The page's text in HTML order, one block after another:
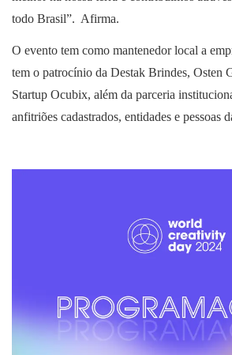
todo Brasil”. Afirma.
O evento tem como mantenedor local a
tem o patrocínio da Destak Brindes, Osten
Startup Ocubix, além da parceria
anfitriões cadastrados, entidades e pessoas